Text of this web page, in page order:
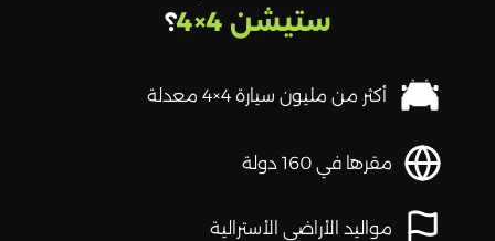
ستيشن 4×4
؟
أكثر من مليون سيارة 4×4 معدلة
مقرها في 160 دولة
مواليد الأراضي الأسترالية